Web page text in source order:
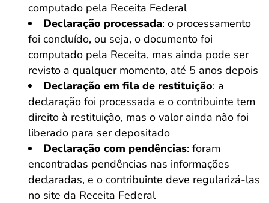
computado pela Receita Federal
Declaração processada: o processamento
foi concluído, ou seja, o documento foi
computado pela Receita, mas ainda pode ser
revisto a qualquer momento, até 5 anos depois
Declaração em fila de restituição: a
declaração foi processada e o contribuinte tem
direito à restituição, mas o valor ainda não foi
liberado para ser depositado
Declaração com pendências: foram
encontradas pendências nas informações
declaradas, e o contribuinte deve regularizá-las
no site da Receita Federal